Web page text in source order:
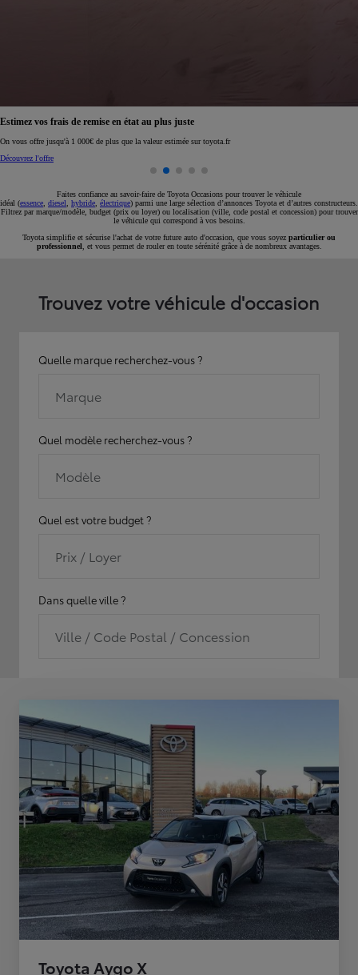
Réservez en ligne votre occasion pour 1€ seulement
Réservez en ligne
Faites confiance au savoir-faire de Toyota Occasions pour trouver le véhicule
idéal (essence diesel hybride électrique) parmi une large sélection d’annonces Toyota et d’autres constructeurs.
Filtrez par marque/modèle, budget (prix ou loyer) ou localisation (ville, code postal et concession) pour trouver
le véhicule qui correspond à vos besoins.
Toyota simplifie et sécurise l'achat de votre future auto d'occasion, que vous soyez particulier ou
professionnel , et vous permet de rouler en toute sérénité grâce à de nombreux avantages.
Trouvez votre véhicule d'occasion
Quelle marque recherchez-vous ?
Marque
Quel modèle recherchez-vous ?
Modèle
Quel est votre budget ?
Prix / Loyer
Dans quelle ville ?
Ville / Code Postal / Concession
Toyota Aygo X